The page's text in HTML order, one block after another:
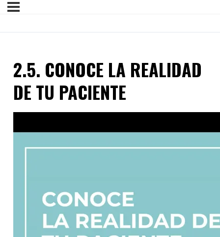
2.5. CONOCE LA REALIDAD
DE TU PACIENTE